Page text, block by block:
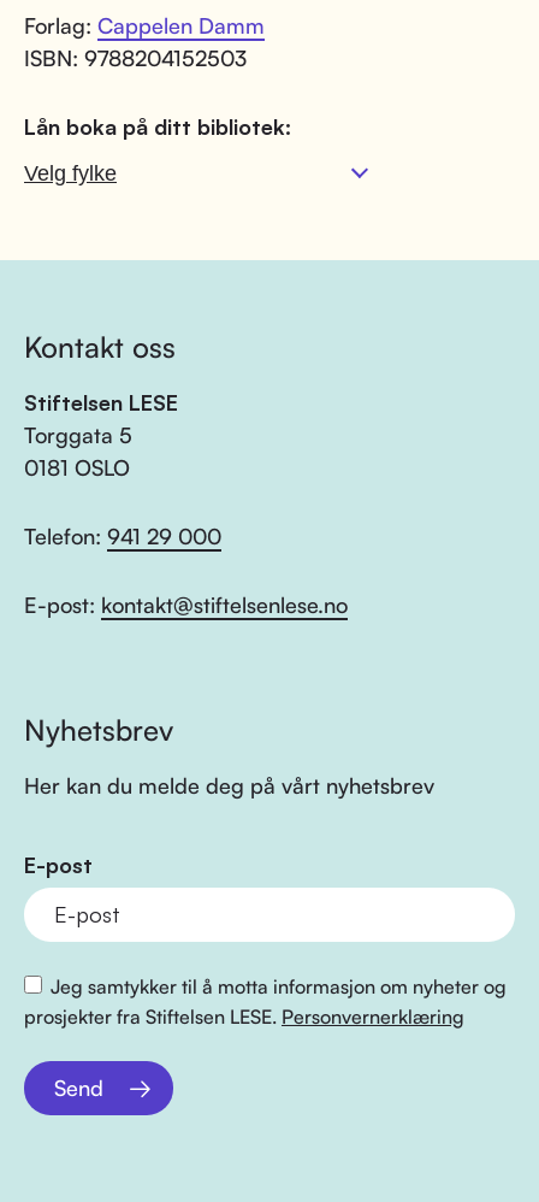
Forlag: Cappelen Damm
ISBN: 9788204152503
Lån boka på ditt bibliotek:
Kontakt oss
Stiftelsen LESE
Torggata 5
0181 OSLO
Telefon: 941 29 000
E-post: kontakt@stiftelsenlese.no
Nyhetsbrev
Her kan du melde deg på vårt nyhetsbrev
E-post
Jeg samtykker til å motta informasjon om nyheter og
prosjekter fra Stiftelsen LESE. Personvernerklæring
Send